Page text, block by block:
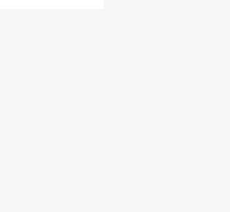
ービスを含
」